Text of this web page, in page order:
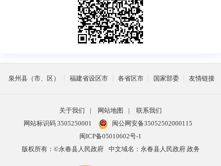
泉州县（市、区） 福建省设区市 各省区市 国家部委 友情链接
关于我们 | 网站地图 |
联系我们
网站标识码 3505250001
闽公网安备35052502000115
闽ICP备05010602号-1
版权所有：©永春县人民政府
中文域名：永春县人民政府.政务